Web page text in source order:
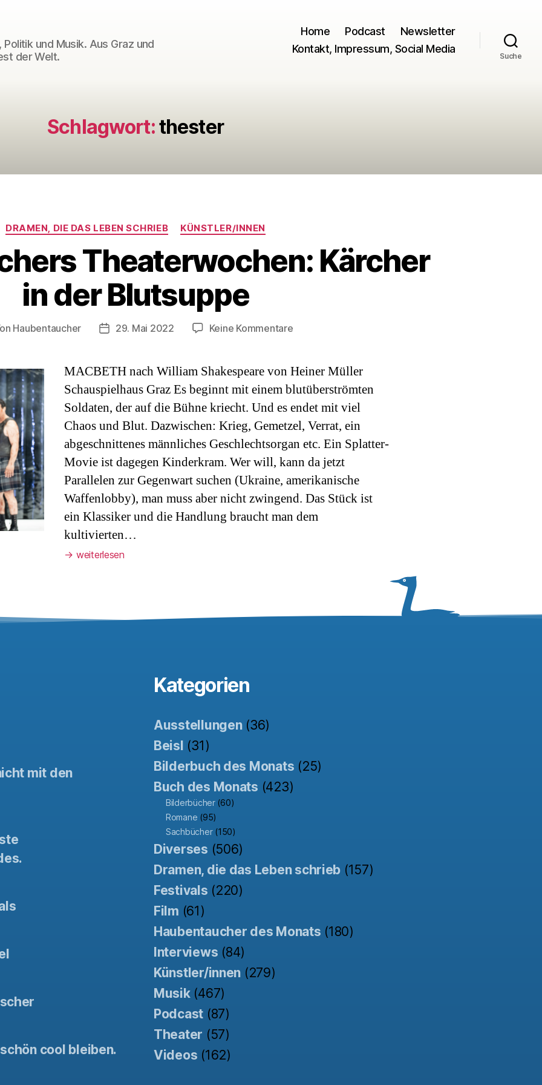
Politik und Musik. Aus Graz und
der Welt.
Home Podcast
Newsletter
Kontakt, Impressum, Social Media
Suche
Schlagwort:thester
Kategorien
DRAMEN, DIE DAS LEBEN SCHRIEB KÜNSTLER/INNEN
Theaterwochen: Kärcher
in der Blutsuppe
Haubentaucher Veröffentlichungsdatum
29. Mai 2022 Keine Kommentarezu
Kärcher
in
der
Blutsuppe
MACBETH nach William Shakespeare von Heiner Müller
Schauspielhaus Graz Es beginnt mit einem blutüberströmten
Soldaten, der auf die Bühne kriecht. Und es endet mit viel
Chaos und Blut. Dazwischen: Krieg, Gemetzel, Verrat, ein
abgeschnittenes männliches Geschlechtsorgan etc. Ein Splatter-
Movie ist dagegen Kinderkram. Wer will, kann da jetzt
Parallelen zur Gegenwart suchen (Ukraine, amerikanische
Waffenlobby), man muss aber nicht zwingend. Das Stück ist
ein Klassiker und die Handlung braucht man dem
kultivierten…
→ weiterlesen
mit den
cool bleiben.
Kategorien
Ausstellungen(36)
Beisl (31)
Bilderbuch des Monats (25)
Buch des Monats (423)
Bilderbücher(60)
Romane (95)
Sachbücher(150)
Diverses (506)
Dramen, die das Leben schrieb (157)
Festivals (220)
Film (61)
Haubentaucher des Monats (180)
Interviews (84)
Künstler/innen (279)
Musik(467)
Podcast (87)
Theater (57)
Videos (162)